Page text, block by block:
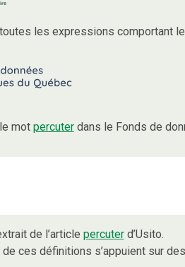
les expressions comportant
mot percuterdans le Fonds de
de l’article percuterd’Usito.
ces définitions s’appuient sur